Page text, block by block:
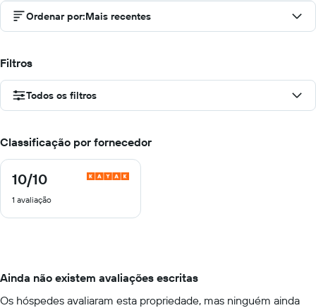
Ordenar por:Mais recentes
Filtros
Todos os filtros
Classificação por fornecedor
10/10
10
10
1 avaliação
Ainda não existem avaliações escritas
Os hóspedes avaliaram esta propriedade, mas ninguém ainda